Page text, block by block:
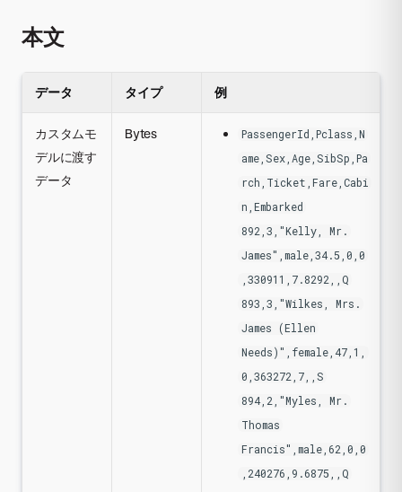
本文
データ タイプ 例
カスタムモ
デルに渡す
データ
Bytes
PassengerId,Pclass,N
ame,Sex,Age,SibSp,Pa
rch,Ticket,Fare,Cabi
n,Embarked
892,3,"Kelly, Mr.
James",male,34.5,0,0
,330911,7.8292,,Q
893,3,"Wilkes, Mrs.
James (Ellen
Needs)",female,47,1,
0,363272,7,,S
894,2,"Myles, Mr.
Thomas
Francis",male,62,0,0
,240276,9.6875,,Q